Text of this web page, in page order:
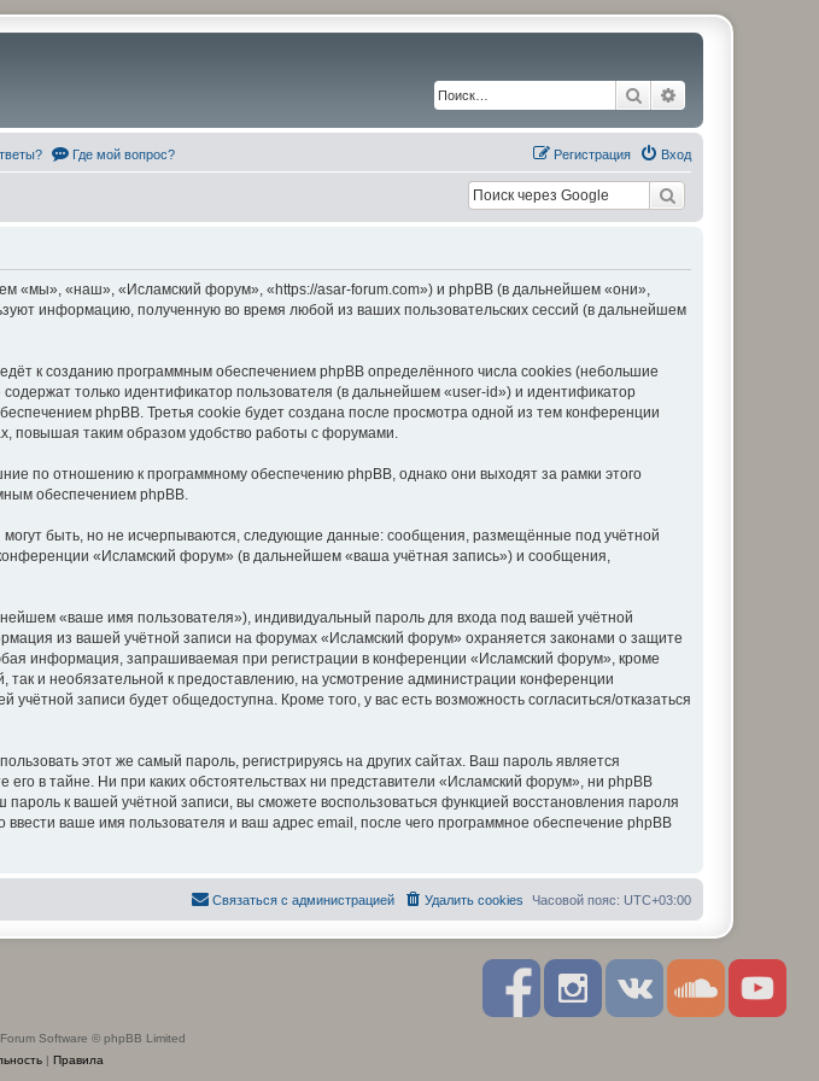
Поиск
Где мой вопрос? Вход
Регистрация
«мы», «наш», «Исламский форум», «https://asar-forum.com») и phpBB (в дальнейшем «они»,
информацию, полученную во время любой из ваших пользовательских сессий (в дальнейшем
к созданию программным обеспечением phpBB определённого числа cookies (небольшие
только идентификатор пользователя (в дальнейшем «user-id») и идентификатор
phpBB. Третья cookie будет создана после просмотра одной из тем конференции
повышая таким образом удобство работы с форумами.
по отношению к программному обеспечению phpBB, однако они выходят за рамки этого
обеспечением phpBB.
быть, но не исчерпываются, следующие данные: сообщения, размещённые под учётной
«Исламский форум» (в дальнейшем «ваша учётная запись») и сообщения,
«ваше имя пользователя»), индивидуальный пароль для входа под вашей учётной
из вашей учётной записи на форумах «Исламский форум» охраняется законами о защите
информация, запрашиваемая при регистрации в конференции «Исламский форум», кроме
и необязательной к предоставлению, на усмотрение администрации конференции
записи будет общедоступна. Кроме того, у вас есть возможность согласиться/отказаться
этот же самый пароль, регистрируясь на других сайтах. Ваш пароль является
в тайне. Ни при каких обстоятельствах ни представители «Исламский форум», ни phpBB
к вашей учётной записи, вы сможете воспользоваться функцией восстановления пароля
ваше имя пользователя и ваш адрес email, после чего программное обеспечение phpBB
Часовой пояс: UTC+03:00
Удалить cookies
Связаться с администрацией
F
c
I
s
R
S
S
u
Y
u
Software © phpBB Limited
| Правила